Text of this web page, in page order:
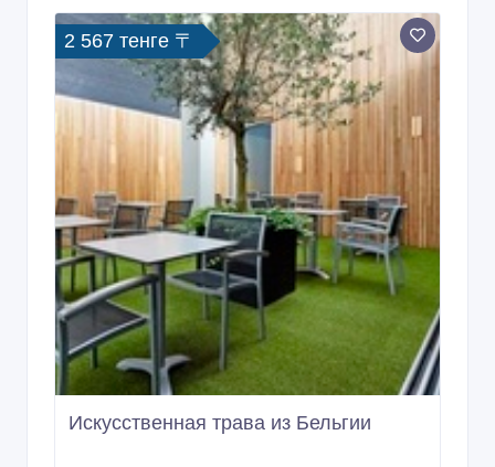
2 567 тенге 〒
Искусственная трава из Бельгии